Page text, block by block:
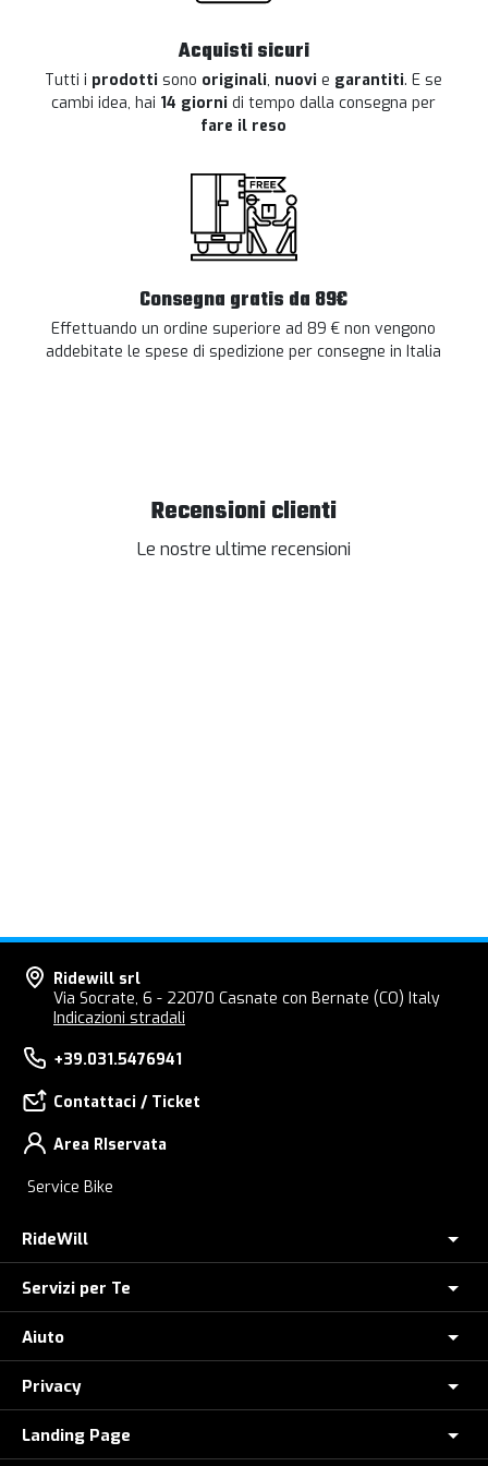
Acquisti sicuri
Tutti i prodotti sono originali, nuovi e garantiti. E se
cambi idea, hai 14 giorni di tempo dalla consegna per
fare il reso
Consegna gratis da 89€
Effettuando un ordine superiore ad 89 € non vengono
addebitate le spese di spedizione per consegne in Italia
Recensioni clienti
Le nostre ultime recensioni
Ridewill srl
Via Socrate, 6 - 22070 Casnate con Bernate (CO) Italy
Indicazioni stradali
+39.031.5476941
Contattaci / Ticket
Area RIservata
Service Bike
RideWill
Chi Siamo
Dove siamo
Ridewill Factory Club
I Nostri Marchi
Servizi per Te
Assicurazione furto E-Bike
Controlla il tuo Ordine
Polizza Assistenza Stradale
Aiuto
Come Ordinare
Metodi di Pagamento
Privacy
Informative privacy
Landing Page